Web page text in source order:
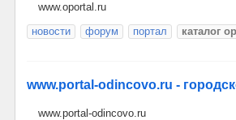
www.oportal.ru
новости
форум портал каталог
www.portal-odincovo.ru -
www.portal-odincovo.ru